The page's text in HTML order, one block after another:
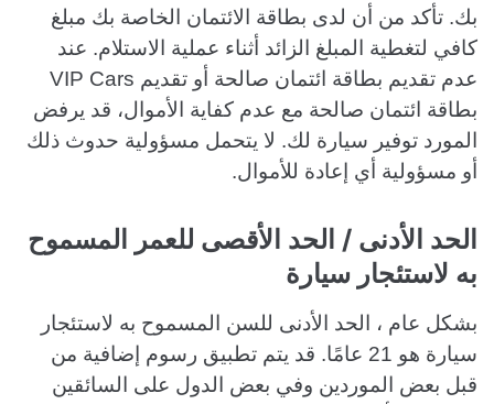
بك. تأكد من أن لدى بطاقة الائتمان الخاصة بك مبلغ
كافي لتغطية المبلغ الزائد أثناء عملية الاستلام. عند
عدم تقديم بطاقة ائتمان صالحة أو تقديم VIP Cars
بطاقة ائتمان صالحة مع عدم كفاية الأموال، قد يرفض
المورد توفير سيارة لك. لا يتحمل مسؤولية حدوث ذلك
أو مسؤولية أي إعادة للأموال.
الحد الأدنى / الحد الأقصى للعمر المسموح
به لاستئجار سيارة
بشكل عام ، الحد الأدنى للسن المسموح به لاستئجار
سيارة هو 21 عامًا. قد يتم تطبيق رسوم إضافية من
قبل بعض الموردين وفي بعض الدول على السائقين